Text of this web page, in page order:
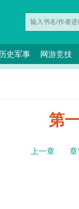
史军事 网游竞技
第
上一章